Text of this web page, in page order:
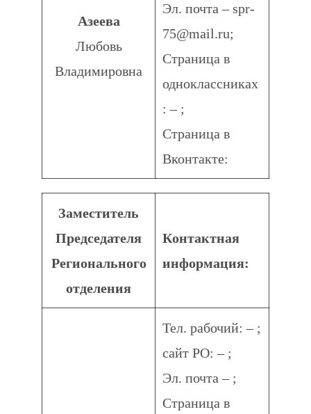
Азеева
Любовь
Владимировна
Эл. почта – spr-
75@mail.ru;
Страница в
одноклассниках
: – ;
Страница в
Вконтакте:
Заместитель
Председателя
Регионального
отделения
Контактная
информация:
Тел. рабочий: – ;
сайт РО: – ;
Эл. почта – ;
Страница в